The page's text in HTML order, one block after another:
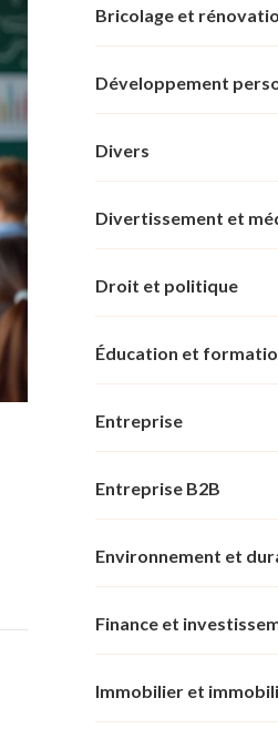
Bricolage et
Développement
Divers
Divertissement et
Droit et politique
Éducation et
Entreprise
Entreprise B2B
Environnement et
Finance et
Immobilier et